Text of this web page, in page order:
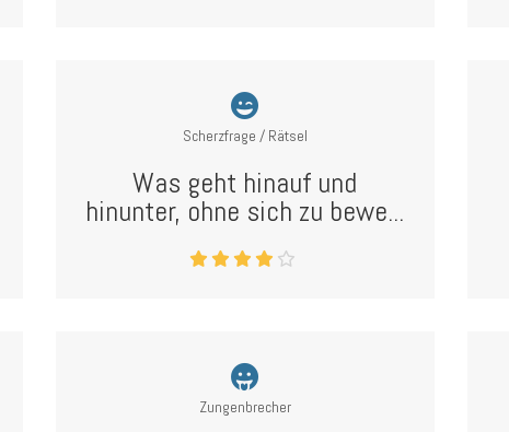
Scherzfrage / Rätsel
Was geht hinauf und
hinunter, ohne sich zu bewe...
Zungenbrecher